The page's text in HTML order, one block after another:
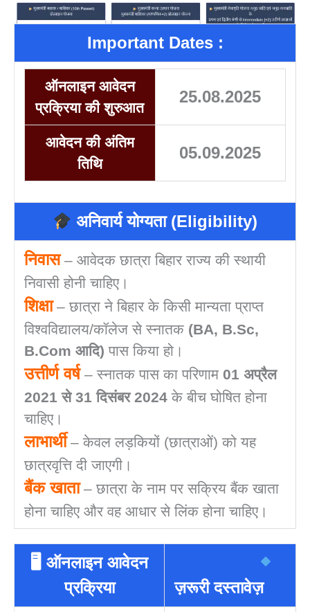
Important Dates :
ऑनलाइन आवेदन
प्रक्रिया की शुरुआत
25.08.2025
आवेदन की अंतिम
तिथि
05.09.2025
अनिवार्य योग्यता (Eligibility)
निवास– आवेदक छात्रा बिहार राज्य की स्थायी
निवासी होनी चाहिए।
शिक्षा– छात्रा ने बिहार के किसी मान्यता प्राप्त
विश्वविद्यालय/कॉलेज से स्नातक (BA, B.Sc,
B.Com आदि) पास किया हो।
उत्तीर्ण वर्ष– स्नातक पास का परिणाम 01 अप्रैल
2021 से 31 दिसंबर 2024के बीच घोषित होना
चाहिए।
लाभार्थी– केवल लड़कियों (छात्राओं) को यह
छात्रवृत्ति दी जाएगी।
बैंक खाता– छात्रा के नाम पर सक्रिय बैंक खाता
होना चाहिए और वह आधार से लिंक होना चाहिए।
🖥 ऑनलाइन आवेदन
प्रक्रिया
ज़रूरी दस्तावेज़